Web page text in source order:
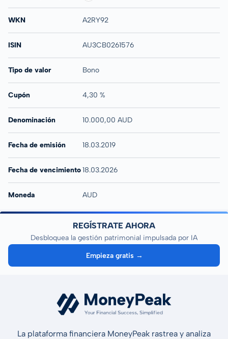
WKN A2RY92
ISIN AU3CB0261576
Tipo de valor Bono
Cupón 4,30 %
Denominación 10.000,00 AUD
Fecha de emisión 18.03.2019
Fecha de vencimiento18.03.2026
Moneda AUD
REGÍSTRATE AHORA
Desbloquea la gestión patrimonial impulsada por IA
Empieza gratis →
La plataforma financiera MoneyPeak rastrea y analiza